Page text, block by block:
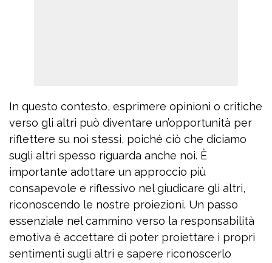
In questo contesto, esprimere opinioni o critiche
verso gli altri può diventare un’opportunità per
riflettere su noi stessi, poiché ciò che diciamo
sugli altri spesso riguarda anche noi. È
importante adottare un approccio più
consapevole e riflessivo nel giudicare gli altri,
riconoscendo le nostre proiezioni. Un passo
essenziale nel cammino verso la responsabilità
emotiva è accettare di poter proiettare i propri
sentimenti sugli altri e sapere riconoscerlo